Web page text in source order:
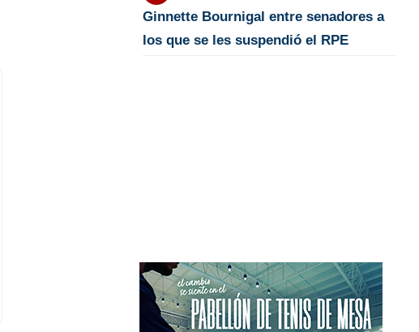
Ginnette Bournigal entre senadores a
los que se les suspendió el RPE